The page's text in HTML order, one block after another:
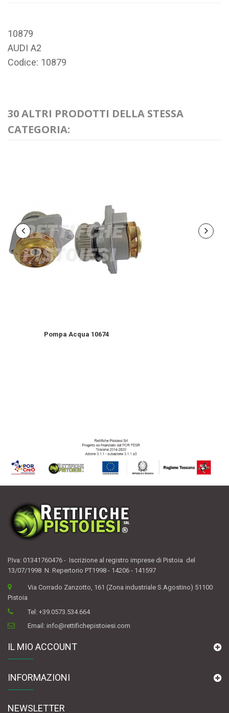
10879
AUDI A2
Codice: 10879
30 ALTRI PRODOTTI DELLA STESSA
CATEGORIA:
Pompa Acqua 10674
P.Iva: 01341760476 - Iscrizione al registro imprese di Pistoia del
13/07/1998 N. Repertorio PT1998 - 14206 - 141597
Via Corrado Zanzotto, 161 (Zona industriale S.Agostino) 51100
Pistoia
Tel:+39.0573.534.664
Email:info@rettifichepistoiesi.com
IL MIO ACCOUNT
INFORMAZIONI
NEWSLETTER